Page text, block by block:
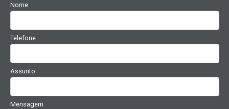
Nome
Telefone
Assunto
Mensagem